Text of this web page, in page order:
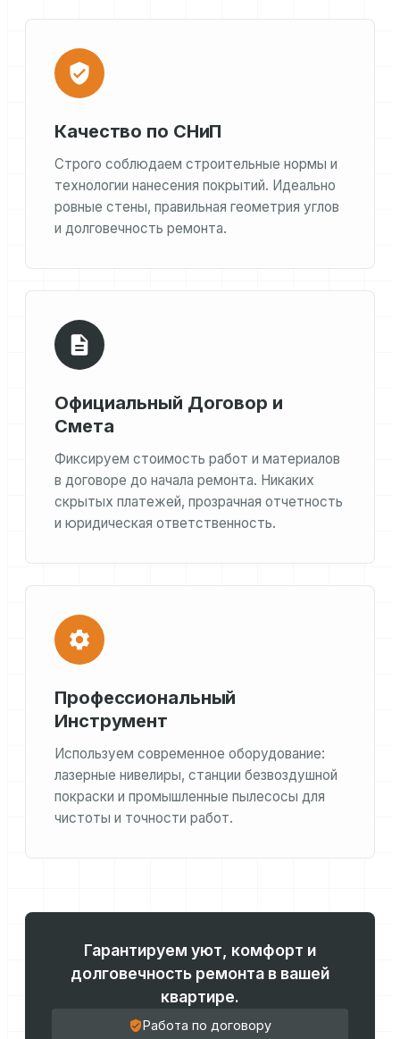
Качество по СНиП
Строго соблюдаем строительные нормы и
технологии нанесения покрытий. Идеально
ровные стены, правильная геометрия углов
и долговечность ремонта.
Официальный Договор и
Смета
Фиксируем стоимость работ и материалов
в договоре до начала ремонта. Никаких
скрытых платежей, прозрачная отчетность
и юридическая ответственность.
Профессиональный
Инструмент
Используем современное оборудование:
лазерные нивелиры, станции безвоздушной
покраски и промышленные пылесосы для
чистоты и точности работ.
Гарантируем уют, комфорт и
долговечность ремонта в вашей
квартире.
Работа по договору